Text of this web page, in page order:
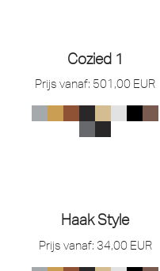
Cozied 1
Prijs vanaf: 501,00 EUR
Haak Style
Prijs vanaf: 34,00 EUR